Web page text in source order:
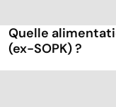
Quelle
(ex-SOPK) ?